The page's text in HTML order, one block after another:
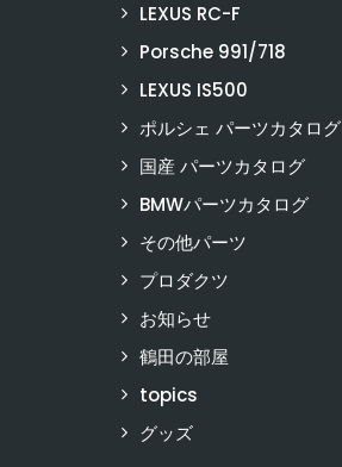
LEXUS RC-F
Porsche 991/718
LEXUS IS500
ポルシェ パーツカタログ
国産 パーツカタログ
BMWパーツカタログ
その他パーツ
プロダクツ
お知らせ
鶴田の部屋
topics
グッズ